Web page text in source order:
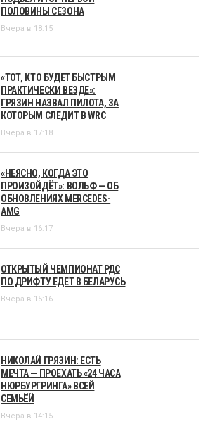
ПОЛОВИНЫ СЕЗОНА
Вчера в 18:15
«ТОТ, КТО БУДЕТ БЫСТРЫМ
ПРАКТИЧЕСКИ ВЕЗДЕ»:
ГРЯЗИН НАЗВАЛ ПИЛОТА, ЗА
КОТОРЫМ СЛЕДИТ В WRC
Вчера в 17:18
«НЕЯСНО, КОГДА ЭТО
ПРОИЗОЙДЁТ»: ВОЛЬФ — ОБ
ОБНОВЛЕНИЯХ MERCEDES-
AMG
Вчера в 16:17
ОТКРЫТЫЙ ЧЕМПИОНАТ РДС
ПО ДРИФТУ ЕДЕТ В БЕЛАРУСЬ
Вчера в 15:16
НИКОЛАЙ ГРЯЗИН: ЕСТЬ
МЕЧТА — ПРОЕХАТЬ «24 ЧАСА
НЮРБУРГРИНГА» ВСЕЙ
СЕМЬЁЙ
Вчера в 14:15